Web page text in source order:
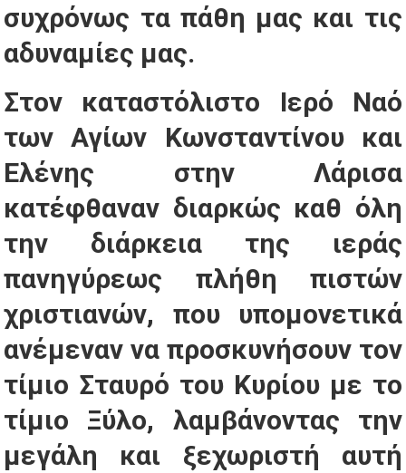
συχρόνως τα πάθη μας και τις
αδυναμίες μας.
Στον καταστόλιστο Ιερό Ναό
των Αγίων Κωνσταντίνου και
Ελένης στην Λάρισα
κατέφθαναν διαρκώς καθ όλη
την διάρκεια της ιεράς
πανηγύρεως πλήθη πιστών
χριστιανών, που υπομονετικά
ανέμεναν να προσκυνήσουν τον
τίμιο Σταυρό του Κυρίου με το
τίμιο Ξύλο, λαμβάνοντας την
μεγάλη και ξεχωριστή αυτή